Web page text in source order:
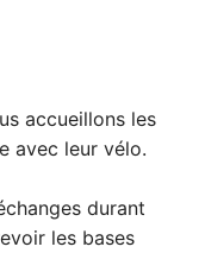
accueillons les
avec leur vélo.
durant
les bases